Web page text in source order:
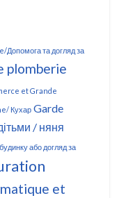
та догляд за
plomberie
et Grande
Кухар Garde
/ няня
або догляд за
et